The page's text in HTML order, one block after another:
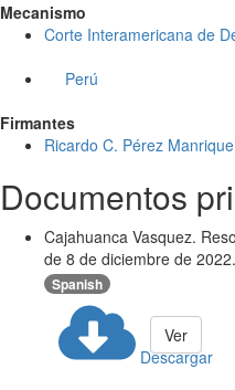
Mecanismo
Corte Interamericana de
Perú
Firmantes
Ricardo C. Pérez Manrique
Documentos
Cajahuanca Vasquez.
de 8 de diciembre de
Spanish
Descargar
Ver